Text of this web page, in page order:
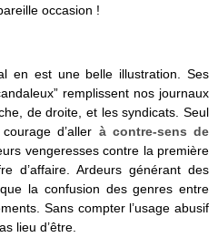
occasion !
en est une belle illustration. Ses
remplissent nos journaux
de droite, et les syndicats. Seul
d’aller à contre-sens de
vengeresses contre la première
d’affaire. Ardeurs générant des
la confusion des genres entre
Sans compter l’usage abusif
lieu d’être.